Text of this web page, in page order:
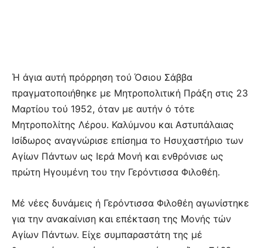
Ή άγια αυτή πρόρρηση τού Όσιου Σάββα
πραγματοποιήθηκε με Μητροπολιτική Πράξη στις 23
Μαρτίου τού 1952, όταν με αυτήν ό τότε
Μητροπολίτης Λέρου. Καλύμνου και Αστυπάλαιας
Ισίδωρος αναγνώρισε επίσημα το Ησυχαστήριο των
Αγίων Πάντων ως Ιερά Μονή και ενθρόνισε ως
πρώτη Ηγουμένη του την Γερόντισσα Φιλοθέη.
Μέ νέες δυνάμεις ή Γερόντισσα Φιλοθέη αγωνίστηκε
για την ανακαίνιση και επέκταση της Μονής τών
Αγίων Πάντων. Είχε συμπαραστάτη της μέ